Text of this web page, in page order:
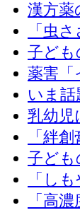
漢方薬
「虫
子ども
薬害「
いま
乳幼児
「絆
子ども
「し
「高